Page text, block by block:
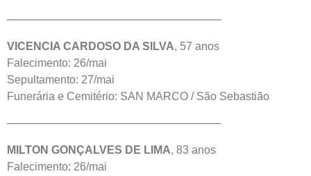
────────────────────────────
VICENCIA CARDOSO DA SILVA, 57 anos
Falecimento: 26/mai
Sepultamento: 27/mai
Funerária e Cemitério: SAN MARCO / São Sebastião
────────────────────────────
MILTON GONÇALVES DE LIMA, 83 anos
Falecimento: 26/mai